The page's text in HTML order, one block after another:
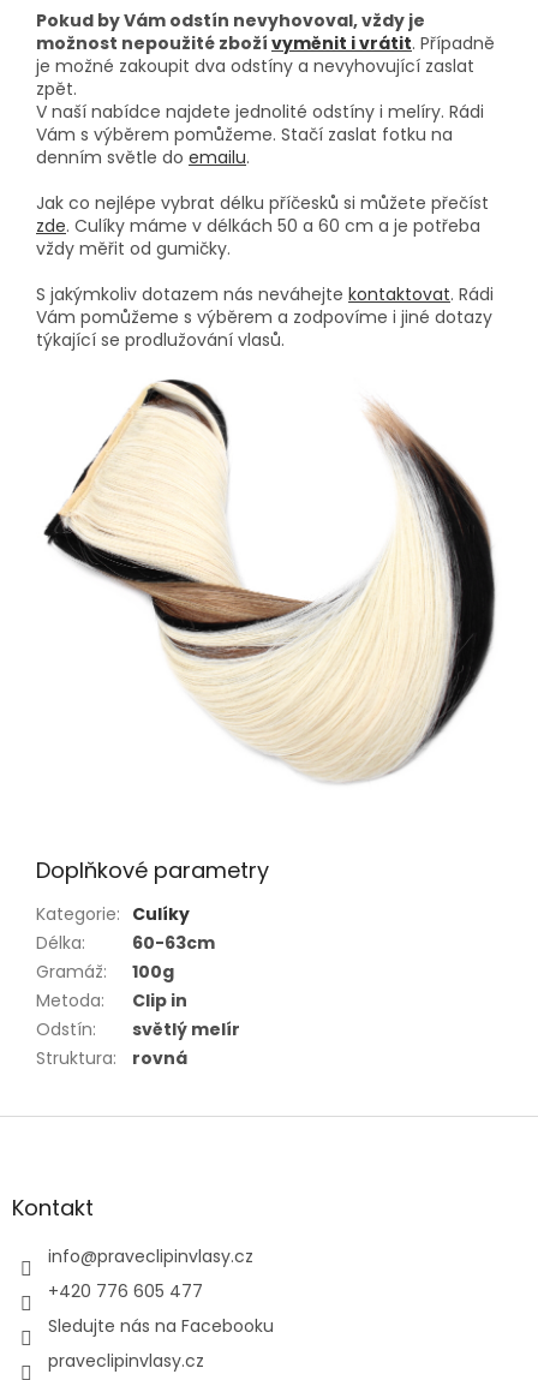
Pokud by Vám odstín nevyhovoval, vždy je
možnost nepoužité zboží vyměnit i vrátit. Případně
je možné zakoupit dva odstíny a nevyhovující zaslat
zpět.
V naší nabídce najdete jednolité odstíny i melíry. Rádi
Vám s výběrem pomůžeme. Stačí zaslat fotku na
denním světle do emailu.
Jak co nejlépe vybrat délku příčesků si můžete přečíst
zde. Culíky máme v délkách 50 a 60 cm a je potřeba
vždy měřit od gumičky.
S jakýmkoliv dotazem nás neváhejte kontaktovat. Rádi
Vám pomůžeme s výběrem a zodpovíme i jiné dotazy
týkající se prodlužování vlasů.
Doplňkové parametry
Kategorie: Culíky
Délka:
60-63cm
Gramáž:
100g
Metoda:
Clip in
Odstín:
světlý melír
Struktura: rovná
Z
aKontakt
info@praveclipinvlasy.cz
+420 776 605 477
Sledujte nás na Facebooku
praveclipinvlasy.cz